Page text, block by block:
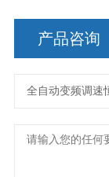
产品咨询